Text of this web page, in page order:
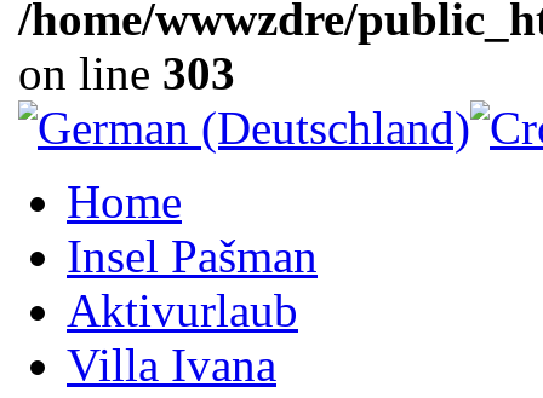
/home/wwwzdre/
on line 303
Home
Insel Pašman
Aktivurlaub
Villa Ivana